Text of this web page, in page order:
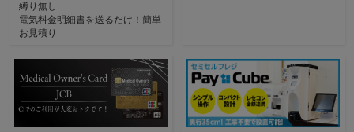
縛り無し
電気料金明細書を送るだけ！簡単
お見積り